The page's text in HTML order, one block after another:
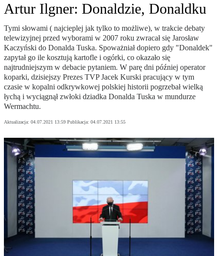
Artur Ilgner: Donaldzie, Donaldku
Tymi słowami ( najcieplej jak tylko to możliwe), w trakcie debaty
telewizyjnej przed wyborami w 2007 roku zwracał się Jarosław
Kaczyński do Donalda Tuska. Spoważniał dopiero gdy "Donaldek"
zapytał go ile kosztują kartofle i ogórki, co okazało się
najtrudniejszym w debacie pytaniem. W parę dni później operator
koparki, dzisiejszy Prezes TVP Jacek Kurski pracujący w tym
czasie w kopalni odkrywkowej polskiej historii pogrzebał wielką
łychą i wyciągnął zwłoki dziadka Donalda Tuska w mundurze
Wermachtu.
Aktualizacja: 04.07.2021 13:59 Publikacja: 04.07.2021 13:55